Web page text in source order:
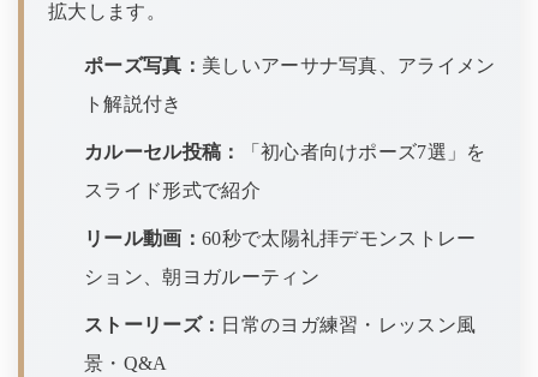
拡大します。
ポーズ写真： 美しいアーサナ写真、アライメン
ト解説付き
カルーセル投稿：
「初心者向けポーズ7選」を
スライド形式で紹介
リール動画： 60秒で太陽礼拝デモンストレー
ション、朝ヨガルーティン
ストーリーズ： 日常のヨガ練習・レッスン風
景・Q&A